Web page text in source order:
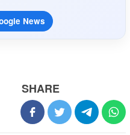
News
SHARE